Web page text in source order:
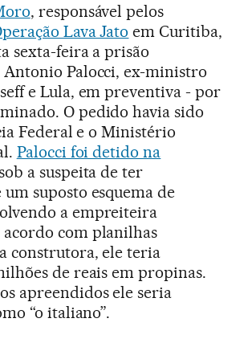
, responsável pelos
Lava Jato em Curitiba,
sexta-feira a prisão
Palocci, ex-ministro
e Lula, em preventiva - por
O pedido havia sido
Federal e o Ministério
Palocci foi detido na
a suspeita de ter
suposto esquema de
a empreiteira
acordo com planilhas
construtora, ele teria
de reais em propinas.
apreendidos ele seria
“o italiano”.